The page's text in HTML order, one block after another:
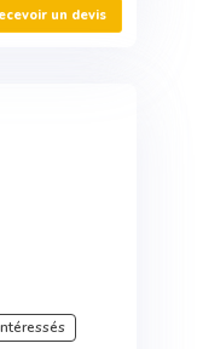
un devis